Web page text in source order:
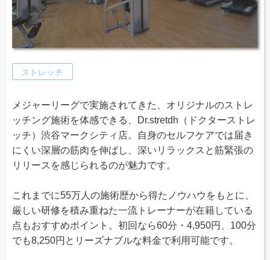
ストレッチ
メジャーリーグで実施されてきた、オリジナルのストレ
ッチング施術を体感できる、Dr.stretdh（ドクターストレ
ッチ）渋谷マークシティ店。自身のセルフケアでは届き
にくい深層の筋肉を伸ばし、深いリラックスと筋緊張の
リリースを感じられるのが魅力です。
これまでに55万人の施術歴から得たノウハウをもとに、
厳しい研修を積み重ねた一流トレーナーが在籍している
点もおすすめポイント。初回なら60分・4,950円、100分
でも8,250円とリーズナブルな料金で利用可能です。